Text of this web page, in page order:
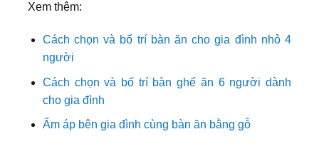
Xem thêm:
Cách chọn và bố trí bàn ăn cho gia đình nhỏ 4
người
Cách chọn và bố trí bàn ghế ăn 6 người dành
cho gia đình
Ấm áp bên gia đình cùng bàn ăn bằng gỗ